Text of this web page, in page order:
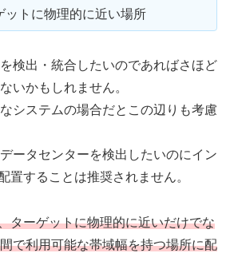
ットに物理的に近い場所
検出・統合したいのであればさほど
いかもしれません。
システムの場合だとこの辺りも考慮
ータセンターを検出したいのにイン
置することは推奨されません。
ターゲットに物理的に近いだけでな
で利用可能な帯域幅を持つ場所に配